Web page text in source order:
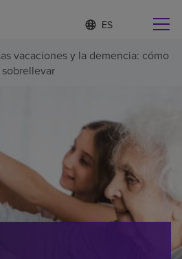
Lista
de
idiomas
d
o
l
c
c
o
n
localidad cerca de usted
vacaciones y la demencia: cómo
sobrellevar